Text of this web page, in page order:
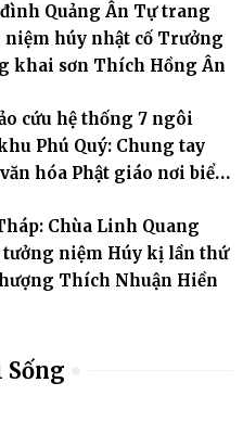
Quảng Ân Tự trang
húy nhật cố Trưởng
khai sơn Thích Hồng Ân
cứu hệ thống 7 ngôi
Phú Quý: Chung tay
hóa Phật giáo nơi biển
Chùa Linh Quang
niệm Húy kị lần thứ
Thích Nhuận Hiền
Sống